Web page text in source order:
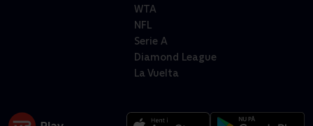
WTA
NFL
Serie A
Diamond League
La Vuelta